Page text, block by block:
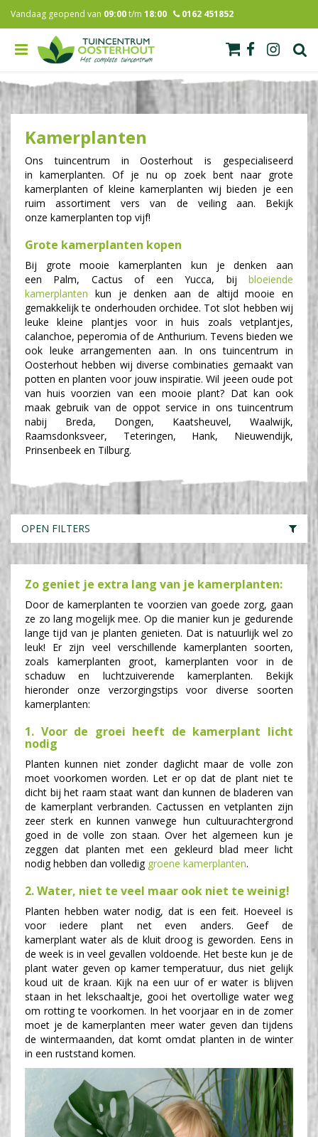
o
t
n
Vandaag geopend van 09:00t/m 18:00 0162 451852
Kamerplanten
Ons tuincentrum in Oosterhout is gespecialiseerd
in kamerplanten. Of je nu op zoek bent naar grote
kamerplanten of kleine kamerplanten wij bieden je een
ruim assortiment vers van de veiling aan. Bekijk
onze kamerplanten top vijf!
Grote kamerplanten kopen
Bij grote mooie kamerplanten kun je denken aan
een Palm, Cactus of een Yucca, bij bloeiende
kamerplanten kun je denken aan de altijd mooie en
gemakkelijk te onderhouden orchidee. Tot slot hebben wij
leuke kleine plantjes voor in huis zoals vetplantjes,
calanchoe, peperomia of de Anthurium. Tevens bieden we
ook leuke arrangementen aan. In ons tuincentrum in
Oosterhout hebben wij diverse combinaties gemaakt van
potten en planten voor jouw inspiratie. Wil jeeen oude pot
van huis voorzien van een mooie plant? Dat kan ook
maak gebruik van de oppot service in ons tuincentrum
nabij Breda, Dongen, Kaatsheuvel, Waalwijk,
Raamsdonksveer, Teteringen, Hank, Nieuwendijk,
Prinsenbeek en Tilburg.
OPEN FILTERS
Zo geniet je extra lang van je kamerplanten:
Door de kamerplanten te voorzien van goede zorg, gaan
ze zo lang mogelijk mee. Op die manier kun je gedurende
lange tijd van je planten genieten. Dat is natuurlijk wel zo
leuk! Er zijn veel verschillende kamerplanten soorten,
zoals kamerplanten groot, kamerplanten voor in de
schaduw en luchtzuiverende kamerplanten. Bekijk
hieronder onze verzorgingstips voor diverse soorten
kamerplanten:
1. Voor de groei heeft de kamerplant licht
nodig
Planten kunnen niet zonder daglicht maar de volle zon
moet voorkomen worden. Let er op dat de plant niet te
dicht bij het raam staat want dan kunnen de bladeren van
de kamerplant verbranden. Cactussen en vetplanten zijn
zeer sterk en kunnen vanwege hun cultuurachtergrond
goed in de volle zon staan. Over het algemeen kun je
zeggen dat planten met een gekleurd blad meer licht
nodig hebben dan volledig groene kamerplanten.
2. Water, niet te veel maar ook niet te weinig!
Planten hebben water nodig, dat is een feit. Hoeveel is
voor iedere plant net even anders. Geef de
kamerplant water als de kluit droog is geworden. Eens in
de week is in veel gevallen voldoende. Het beste kun je de
plant water geven op kamer temperatuur, dus niet gelijk
koud uit de kraan. Kijk na een uur of er water is blijven
staan in het lekschaaltje, gooi het overtollige water weg
om rotting te voorkomen. In het voorjaar en in de zomer
moet je de kamerplanten meer water geven dan tijdens
de wintermaanden, dat komt omdat planten in de winter
in een ruststand komen.